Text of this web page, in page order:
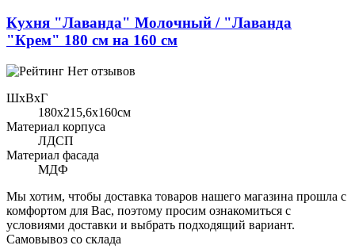
Кухня "Лаванда" Молочный / "Лаванда
"Крем" 180 см на 160 см
Нет отзывов
ШхВхГ
180x215,6х160см
Материал корпуса
ЛДСП
Материал фасада
МДФ
Мы хотим, чтобы доставка товаров нашего магазина прошла с
комфортом для Вас, поэтому просим ознакомиться с
условиями доставки и выбрать подходящий вариант.
Самовывоз со склада